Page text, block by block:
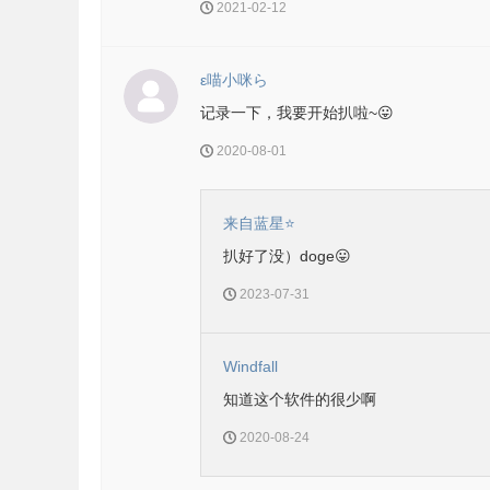
2021-02-12
ε喵小咪ら
记录一下，我要开始扒啦~😛
2020-08-01
来自蓝星⭐
扒好了没）doge😛
2023-07-31
Windfall
知道这个软件的很少啊
2020-08-24